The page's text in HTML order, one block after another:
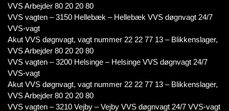
VVS Arbejder 80 20 20 80
VVS vagten – 3150 Hellebæk – Hellebæk VVS døgnvagt 24/7
VVS-vagt
Akut VVS døgnvagt, vagt nummer 22 22 77 13 – Blikkenslager,
VVS Arbejder 80 20 20 80
VVS vagten – 3200 Helsinge – Helsinge VVS døgnvagt 24/7
VVS-vagt
Akut VVS døgnvagt, vagt nummer 22 22 77 13 – Blikkenslager,
VVS Arbejder 80 20 20 80
VVS vagten – 3210 Vejby – Vejby VVS døgnvagt 24/7 VVS-vagt